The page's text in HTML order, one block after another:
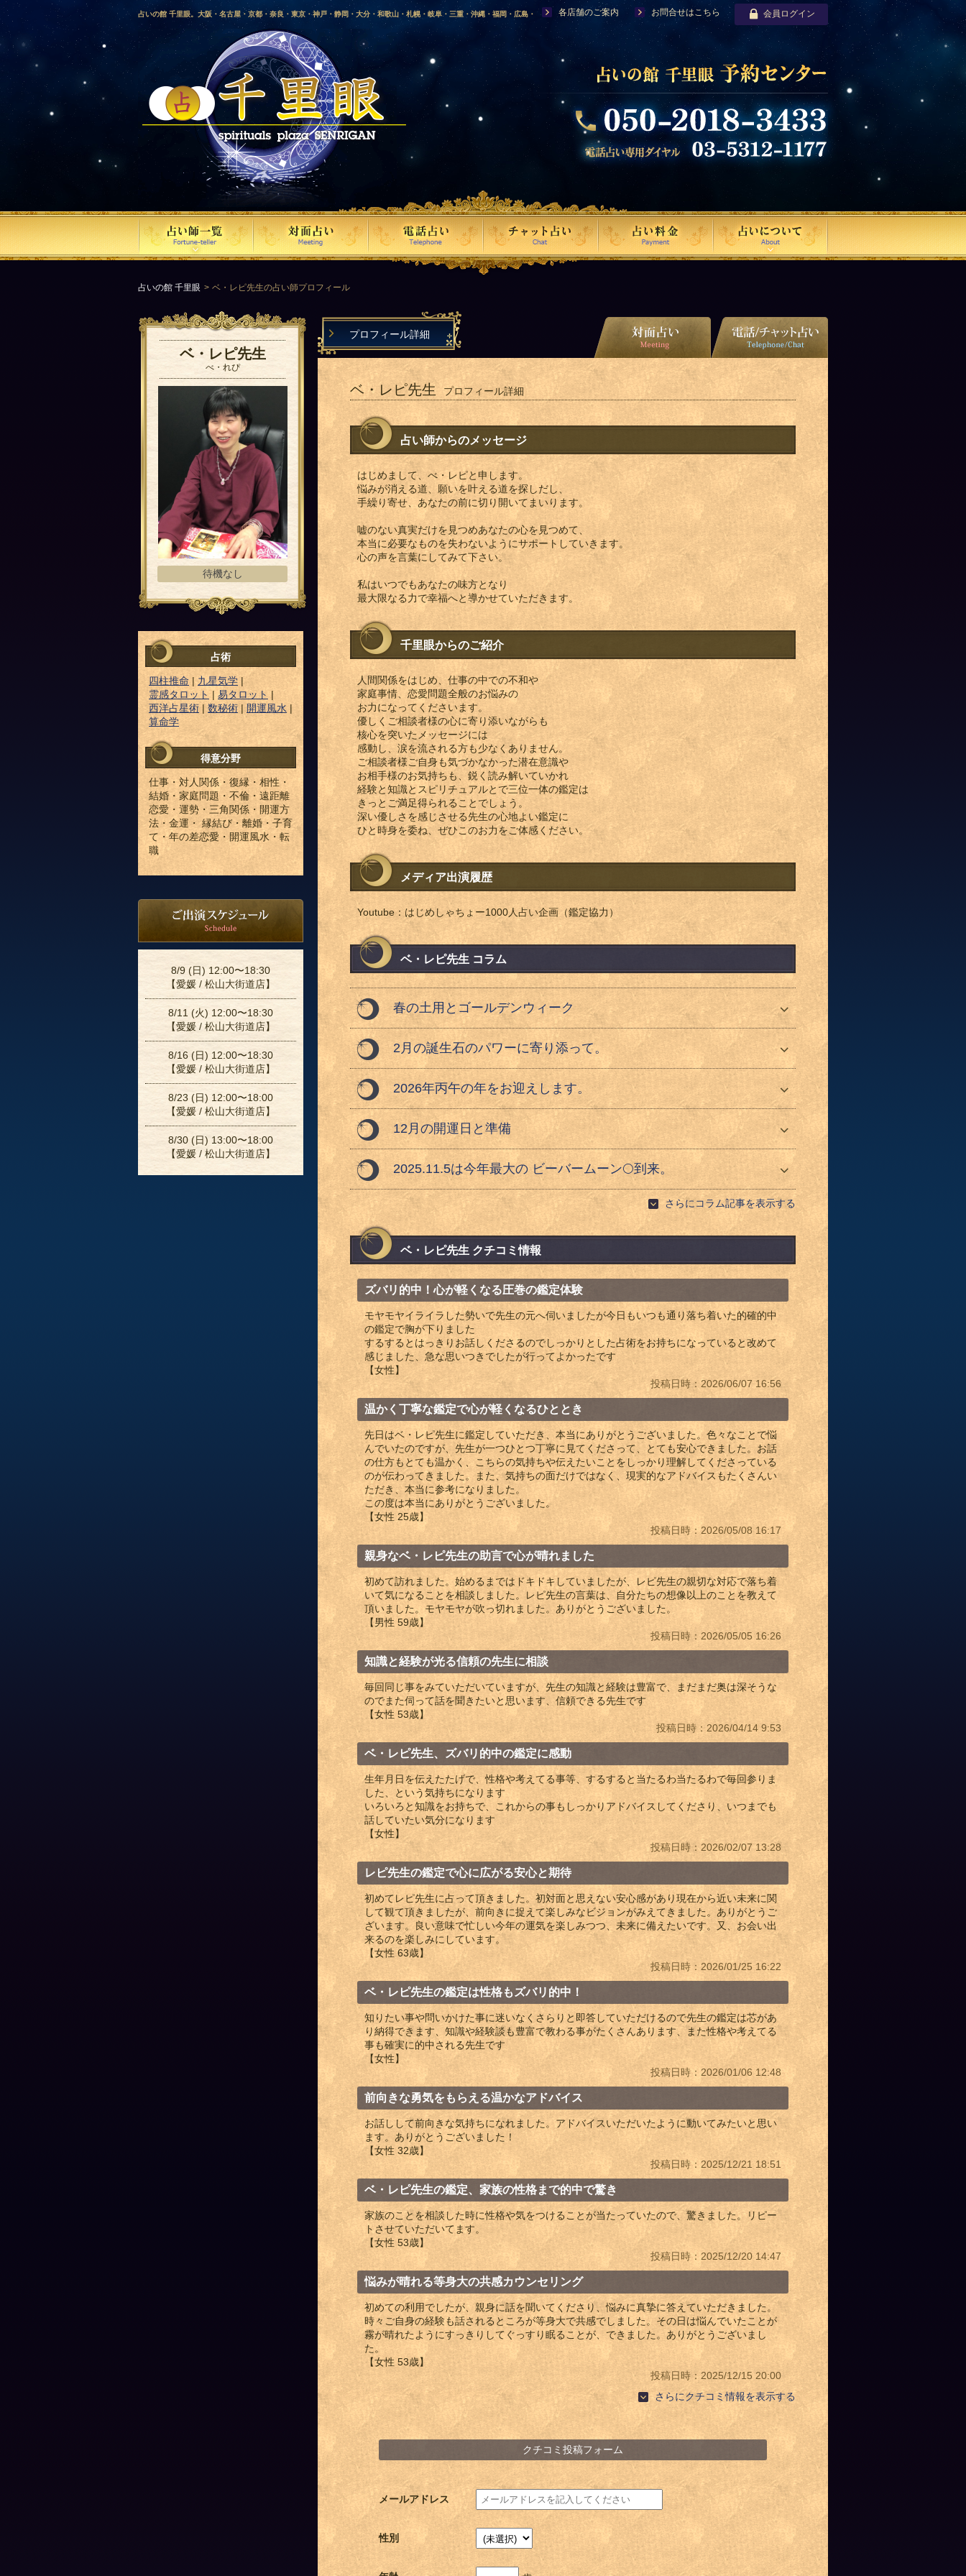
占いの館 千里眼。大阪・名古屋・京都・奈良・東京・神戸・静岡・大分・和歌山・札幌・岐阜・三重・沖縄・福岡・広島・
愛媛・鹿児島・徳島・香川・山形・岡山・横浜・千葉・福島・岩手・高知・熊本・群馬・滋賀・福井・仙台・山口・宮崎・山
梨・長野・埼玉・茨城・栃木・金沢・佐賀・長崎・鳥取・富山・新潟・秋田・青森・島根に店舗を構える、口コミで評判の人
気占い師による占い。
各店舗のご案内 お問合せはこちら 会員ログイン
占いの館 千里眼 ベ・レピ先生の占い師プロフィール
ベ・レピ先生
べ・れぴ
待機なし
占術
四柱推命 |九星気学 |
霊感タロット | 易タロット |
西洋占星術 | 数秘術 | 開運風水 |
算命学
得意分野
仕事・対人関係・復縁・相性・
結婚・家庭問題・不倫・遠距離
恋愛・運勢・三角関係・開運方
法・金運・ 縁結び・離婚・子育
て・年の差恋愛・開運風水・転
職
8/9 (日) 12:00〜18:30
【愛媛 / 松山大街道店】
8/11 (火) 12:00〜18:30
【愛媛 / 松山大街道店】
8/16 (日) 12:00〜18:30
【愛媛 / 松山大街道店】
8/23 (日) 12:00〜18:00
【愛媛 / 松山大街道店】
8/30 (日) 13:00〜18:00
【愛媛 / 松山大街道店】
プロフィール詳細
ベ・レピ先生 プロフィール詳細
占い師からのメッセージ
はじめまして、べ・レピと申します。
悩みが消える道、願いを叶える道を探しだし、
手繰り寄せ、あなたの前に切り開いてまいります。
嘘のない真実だけを見つめあなたの心を見つめて、
本当に必要なものを失わないようにサポートしていきます。
心の声を言葉にしてみて下さい。
私はいつでもあなたの味方となり
最大限なる力で幸福へと導かせていただきます。
千里眼からのご紹介
人間関係をはじめ、仕事の中での不和や
家庭事情、恋愛問題全般のお悩みの
お力になってくださいます。
優しくご相談者様の心に寄り添いながらも
核心を突いたメッセージには
感動し、涙を流される方も少なくありません。
ご相談者様ご自身も気づかなかった潜在意識や
お相手様のお気持ちも、鋭く読み解いていかれ
経験と知識とスピリチュアルとで三位一体の鑑定は
きっとご満足得られることでしょう。
深い優しさを感じさせる先生の心地よい鑑定に
ひと時身を委ね、ぜひこのお力をご体感ください。
メディア出演履歴
Youtube：はじめしゃちょー1000人占い企画（鑑定協力）
ベ・レピ先生 コラム
春の土用とゴールデンウィーク
2月の誕生石のパワーに寄り添って。
2026年丙午の年をお迎えします。
12月の開運日と準備
2025.11.5は今年最大の ビーバームーン🌕到来。
さらにコラム記事を表示する
ベ・レピ先生 クチコミ情報
ズバリ的中！心が軽くなる圧巻の鑑定体験
モヤモヤイライラした勢いで先生の元へ伺いましたが今日もいつも通り落ち着いた的確的中
の鑑定で胸が下りました
するするとはっきりお話しくださるのでしっかりとした占術をお持ちになっていると改めて
感じました、急な思いつきでしたが行ってよかったです
【女性】
投稿日時：2026/06/07 16:56
温かく丁寧な鑑定で心が軽くなるひととき
先日はベ・レピ先生に鑑定していただき、本当にありがとうございました。色々なことで悩
んでいたのですが、先生が一つひとつ丁寧に見てくださって、とても安心できました。お話
の仕方もとても温かく、こちらの気持ちや伝えたいことをしっかり理解してくださっている
のが伝わってきました。また、気持ちの面だけではなく、現実的なアドバイスもたくさんい
ただき、本当に参考になりました。
この度は本当にありがとうございました。
【女性 25歳】
投稿日時：2026/05/08 16:17
親身なベ・レピ先生の助言で心が晴れました
初めて訪れました。始めるまではドキドキしていましたが、レピ先生の親切な対応で落ち着
いて気になることを相談しました。レピ先生の言葉は、自分たちの想像以上のことを教えて
頂いました。モヤモヤが吹っ切れました。ありがとうございました。
【男性 59歳】
投稿日時：2026/05/05 16:26
知識と経験が光る信頼の先生に相談
毎回同じ事をみていただいていますが、先生の知識と経験は豊富で、まだまだ奥は深そうな
のでまた伺って話を聞きたいと思います、信頼できる先生です
【女性 53歳】
投稿日時：2026/04/14 9:53
ベ・レピ先生、ズバリ的中の鑑定に感動
生年月日を伝えたたげで、性格や考えてる事等、するすると当たるわ当たるわで毎回参りま
した、という気持ちになります
いろいろと知識をお持ちで、これからの事もしっかりアドバイスしてくださり、いつまでも
話していたい気分になります
【女性】
投稿日時：2026/02/07 13:28
レピ先生の鑑定で心に広がる安心と期待
初めてレピ先生に占って頂きました。初対面と思えない安心感があり現在から近い未来に関
して観て頂きましたが、前向きに捉えて楽しみなビジョンがみえてきました。ありがとうご
ざいます。良い意味で忙しい今年の運気を楽しみつつ、未来に備えたいです。又、お会い出
来るのを楽しみにしています。
【女性 63歳】
投稿日時：2026/01/25 16:22
ベ・レピ先生の鑑定は性格もズバリ的中！
知りたい事や問いかけた事に迷いなくさらりと即答していただけるので先生の鑑定は芯があ
り納得できます、知識や経験談も豊富で教わる事がたくさんあります、また性格や考えてる
事も確実に的中される先生です
【女性】
投稿日時：2026/01/06 12:48
前向きな勇気をもらえる温かなアドバイス
お話しして前向きな気持ちになれました。アドバイスいただいたように動いてみたいと思い
ます。ありがとうございました！
【女性 32歳】
投稿日時：2025/12/21 18:51
ベ・レピ先生の鑑定、家族の性格まで的中で驚き
家族のことを相談した時に性格や気をつけることが当たっていたので、驚きました。リピー
トさせていただいてます。
【女性 53歳】
投稿日時：2025/12/20 14:47
悩みが晴れる等身大の共感カウンセリング
初めての利用でしたが、親身に話を聞いてくださり、悩みに真摯に答えていただきました。
時々ご自身の経験も話されるところが等身大で共感でしました。その日は悩んでいたことが
霧が晴れたようにすっきりしてぐっすり眠ることが、できました。ありがとうございまし
た。
【女性 53歳】
投稿日時：2025/12/15 20:00
さらにクチコミ情報を表示する
クチコミ投稿フォーム
メールアドレス
性別